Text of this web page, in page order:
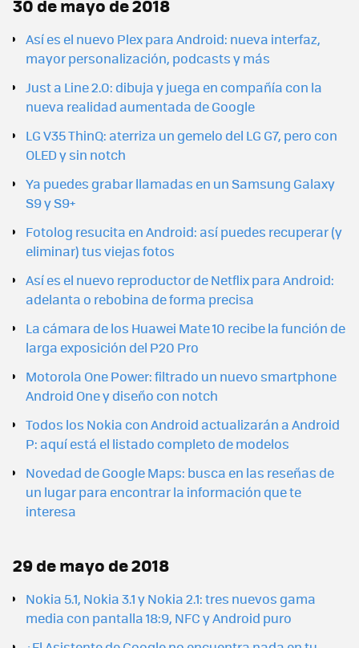
30 de mayo de 2018
Así es el nuevo Plex para Android: nueva interfaz,
mayor personalización, podcasts y más
Just a Line 2.0: dibuja y juega en compañía con la
nueva realidad aumentada de Google
LG V35 ThinQ: aterriza un gemelo del LG G7, pero con
OLED y sin notch
Ya puedes grabar llamadas en un Samsung Galaxy
S9 y S9+
Fotolog resucita en Android: así puedes recuperar (y
eliminar) tus viejas fotos
Así es el nuevo reproductor de Netflix para Android:
adelanta o rebobina de forma precisa
La cámara de los Huawei Mate 10 recibe la función de
larga exposición del P20 Pro
Motorola One Power: filtrado un nuevo smartphone
Android One y diseño con notch
Todos los Nokia con Android actualizarán a Android
P: aquí está el listado completo de modelos
Novedad de Google Maps: busca en las reseñas de
un lugar para encontrar la información que te
interesa
29 de mayo de 2018
Nokia 5.1, Nokia 3.1 y Nokia 2.1: tres nuevos gama
media con pantalla 18:9, NFC y Android puro